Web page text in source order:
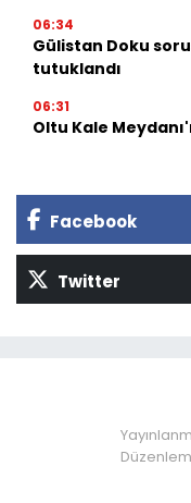
06:34
Gülistan Doku
tutuklandı
06:31
Oltu Kale
Facebook
Twitter